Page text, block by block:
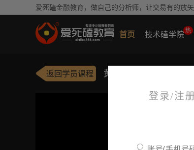
爱死磕金融教育，做自己的分析师，让交易有的放矢
首页 技术磕学院热
登录/注册
返回学员课程 黄金分割系数解析